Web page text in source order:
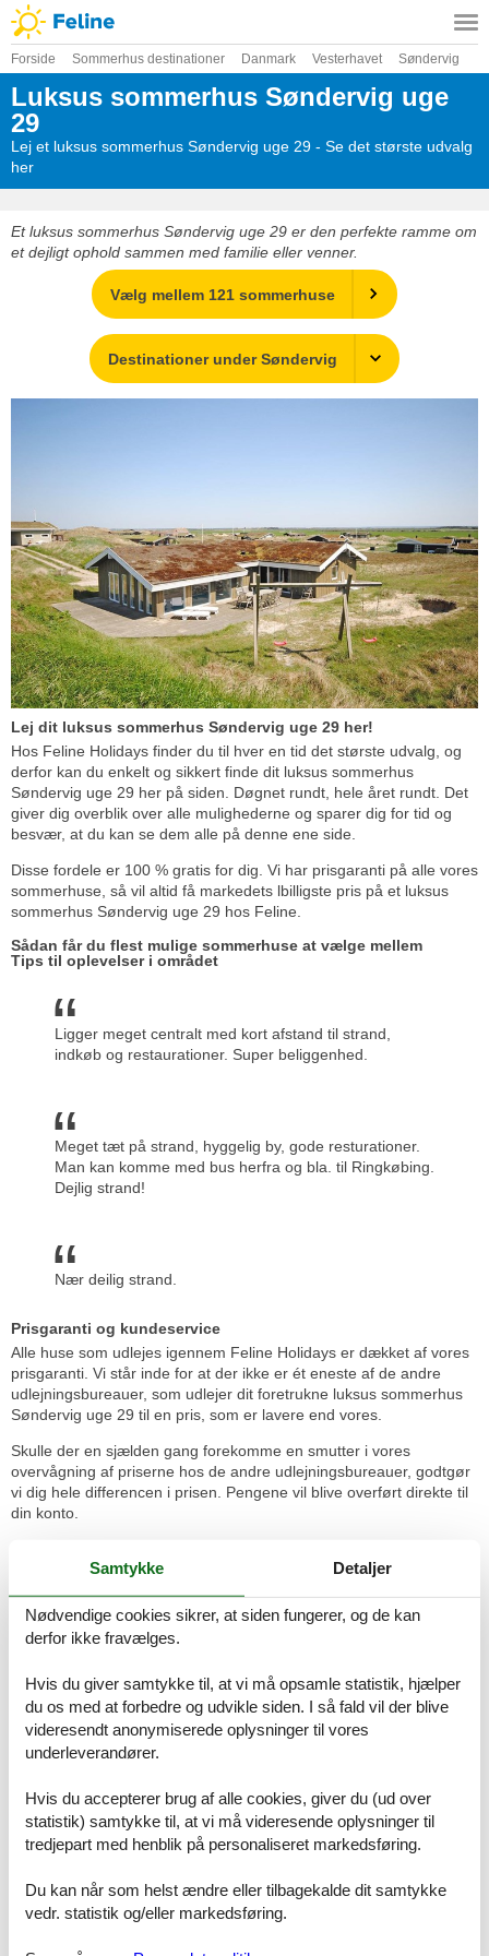
Forside Sommerhus destinationer Danmark Vesterhavet Søndervig
Luksus sommerhus Søndervig uge
29
Lej et luksus sommerhus Søndervig uge 29 - Se det største udvalg
her
Et luksus sommerhus Søndervig uge 29 er den perfekte ramme om
et dejligt ophold sammen med familie eller venner.
Vælg mellem 121 sommerhuse
Destinationer under Søndervig
Lej dit luksus sommerhus Søndervig uge 29 her!
Hos Feline Holidays finder du til hver en tid det største udvalg, og
derfor kan du enkelt og sikkert finde dit luksus sommerhus
Søndervig uge 29 her på siden. Døgnet rundt, hele året rundt. Det
giver dig overblik over alle mulighederne og sparer dig for tid og
besvær, at du kan se dem alle på denne ene side.
Disse fordele er 100 % gratis for dig. Vi har prisgaranti på alle vores
sommerhuse, så vil altid få markedets lbilligste pris på et luksus
sommerhus Søndervig uge 29 hos Feline.
Sådan får du flest mulige sommerhuse at vælge mellem
Tips til oplevelser i området
Ligger meget centralt med kort afstand til strand,
indkøb og restaurationer. Super beliggenhed.
Meget tæt på strand, hyggelig by, gode resturationer.
Man kan komme med bus herfra og bla. til Ringkøbing.
Dejlig strand!
Nær deilig strand.
Prisgaranti og kundeservice
Alle huse som udlejes igennem Feline Holidays er dækket af vores
prisgaranti. Vi står inde for at der ikke er ét eneste af de andre
udlejningsbureauer, som udlejer dit foretrukne luksus sommerhus
Søndervig uge 29 til en pris, som er lavere end vores.
Skulle der en sjælden gang forekomme en smutter i vores
overvågning af priserne hos de andre udlejningsbureauer, godtgør
vi dig hele differencen i prisen. Pengene vil blive overført direkte til
din konto.
søgning efter et luksus sommerhus Søndervig uge 29, er du meget
ring på 8724 2251.
Kundevurderinger af Feline Holidays
Nem booking og god service. Vi har for andet år
booket igennem Feline og er meget tilfreds med tlf.
samtaler, samt hjemmesiden er nem at overskue og
og let at bestille.
Samtykke Detaljer
Nødvendige cookies sikrer, at siden fungerer, og de kan
derfor ikke fravælges.
Hvis du giver samtykke til, at vi må opsamle statistik, hjælper
du os med at forbedre og udvikle siden. I så fald vil der blive
videresendt anonymiserede oplysninger til vores
underleverandører.
Hvis du accepterer brug af alle cookies, giver du (ud over
statistik) samtykke til, at vi må videresende oplysninger til
tredjepart med henblik på personaliseret markedsføring.
Du kan når som helst ændre eller tilbagekalde dit samtykke
vedr. statistik og/eller markedsføring.